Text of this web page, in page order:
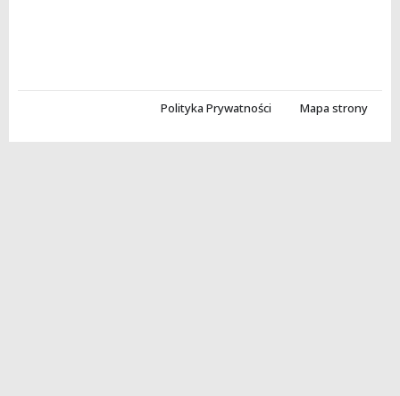
Polityka Prywatności Mapa strony